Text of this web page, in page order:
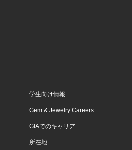
学生向け情報
Gem & Jewelry Careers
GIAでのキャリア
所在地